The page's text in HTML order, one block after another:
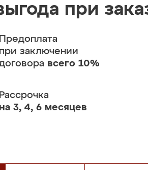
при
Предоплата
при заключении
всего 10%
Рассрочка
на 3, 4, 6 месяцев